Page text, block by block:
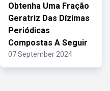
Obtenha Uma Fração
Geratriz Das Dízimas
Periódicas
Compostas A Seguir
07 September 2024